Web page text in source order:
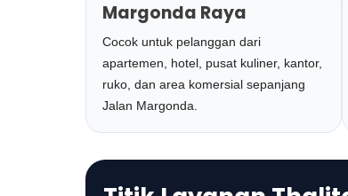
Margonda Raya
Cocok untuk pelanggan dari
apartemen, hotel, pusat kuliner, kantor,
ruko, dan area komersial sepanjang
Jalan Margonda.